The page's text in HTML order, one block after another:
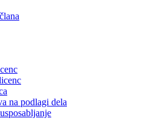
na podlagi dela